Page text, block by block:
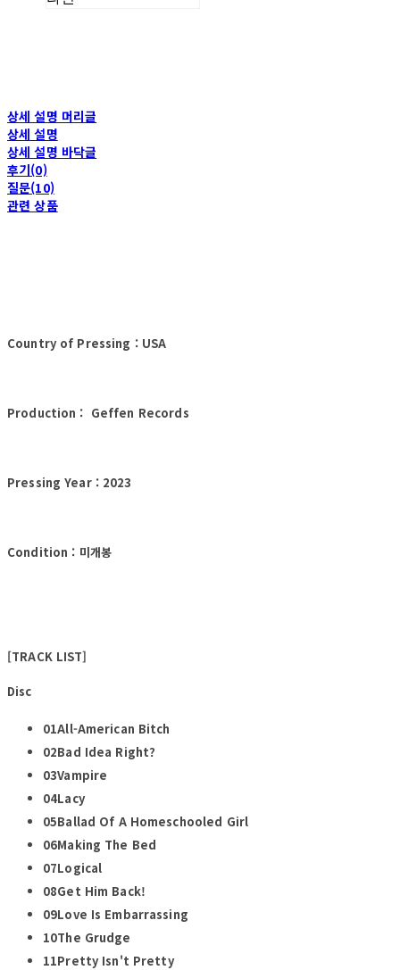
상세 설명 머리글
상세 설명
상세 설명 바닥글
후기(0)
질문(10)
관련 상품
Country of Pressing : USA
Production : Geffen Records
Pressing Year : 2023
Condition : 미개봉
[TRACK LIST]
Disc
01All-American Bitch
02Bad Idea Right?
03Vampire
04Lacy
05Ballad Of A Homeschooled Girl
06Making The Bed
07Logical
08Get Him Back!
09Love Is Embarrassing
10The Grudge
11Pretty Isn't Pretty